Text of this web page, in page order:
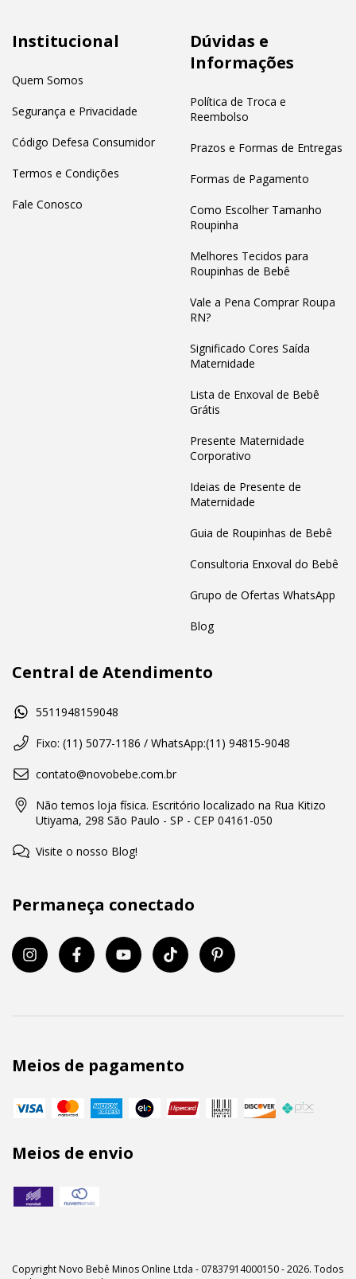
Institucional
Quem Somos
Segurança e Privacidade
Código Defesa Consumidor
Termos e Condições
Fale Conosco
Dúvidas e
Informações
Política de Troca e
Reembolso
Prazos e Formas de Entregas
Formas de Pagamento
Como Escolher Tamanho
Roupinha
Melhores Tecidos para
Roupinhas de Bebê
Vale a Pena Comprar Roupa
RN?
Significado Cores Saída
Maternidade
Lista de Enxoval de Bebê
Grátis
Presente Maternidade
Corporativo
Ideias de Presente de
Maternidade
Guia de Roupinhas de Bebê
Consultoria Enxoval do Bebê
Grupo de Ofertas WhatsApp
Blog
Central de Atendimento
5511948159048
Fixo: (11) 5077-1186 / WhatsApp:(11) 94815-9048
contato@novobebe.com.br
Não temos loja física. Escritório localizado na Rua Kitizo
Utiyama, 298 São Paulo - SP - CEP 04161-050
Visite o nosso Blog!
Permaneça conectado
Meios de pagamento
Meios de envio
Copyright Novo Bebê Minos Online Ltda - 07837914000150 - 2026. Todos